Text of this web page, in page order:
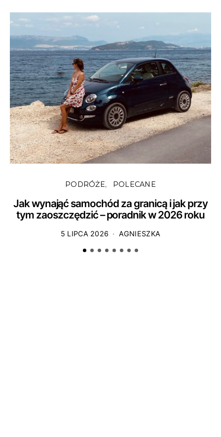
PODRÓŻE POLECANE
Jak wynająć samochód za granicą i jak przy
tym zaoszczędzić – poradnik w 2026 roku
5 LIPCA 2026 AGNIESZKA